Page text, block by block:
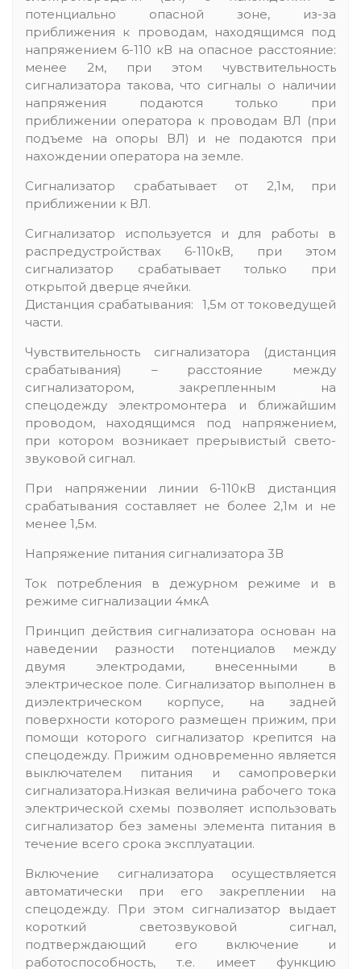
потенциально опасной зоне, из-за
приближения к проводам, находящимся под
напряжением 6-110 кВ на опасное расстояние:
менее 2м, при этом чувствительность
сигнализатора такова, что сигналы о наличии
напряжения подаются только при
приближении оператора к проводам ВЛ (при
подъеме на опоры ВЛ) и не подаются при
нахождении оператора на земле.
Сигнализатор срабатывает от 2,1м, при
приближении к ВЛ.
Сигнализатор используется и для работы в
распредустройствах 6-110кВ, при этом
сигнализатор срабатывает только при
открытой дверце ячейки.
Дистанция срабатывания: 1,5м от токоведущей
части.
Чувствительность сигнализатора (дистанция
срабатывания) – расстояние между
сигнализатором, закрепленным на
спецодежду электромонтера и ближайшим
проводом, находящимся под напряжением,
при котором возникает прерывистый свето-
звуковой сигнал.
При напряжении линии 6-110кВ дистанция
срабатывания составляет не более 2,1м и не
менее 1,5м.
Напряжение питания сигнализатора 3В
Ток потребления в дежурном режиме и в
режиме сигнализации 4мкА
Принцип действия сигнализатора основан на
наведении разности потенциалов между
двумя электродами, внесенными в
электрическое поле. Сигнализатор выполнен в
диэлектрическом корпусе, на задней
поверхности которого размещен прижим, при
помощи которого сигнализатор крепится на
спецодежду. Прижим одновременно является
выключателем питания и самопроверки
сигнализатора.Низкая величина рабочего тока
электрической схемы позволяет использовать
сигнализатор без замены элемента питания в
течение всего срока эксплуатации.
Включение сигнализатора осуществляется
автоматически при его закреплении на
спецодежду. При этом сигнализатор выдает
короткий светозвуковой сигнал,
подтверждающий его включение и
работоспособность, т.е. имеет функцию